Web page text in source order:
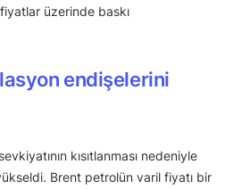
üzerinde baskı
endişelerini
kısıtlanması nedeniyle
Brent petrolün varil fiyatı bir